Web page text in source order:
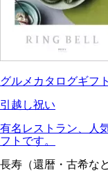
グルメカタログギフト
引越し祝い
有名レストラン、人
フトです。
長寿（還暦・古希な